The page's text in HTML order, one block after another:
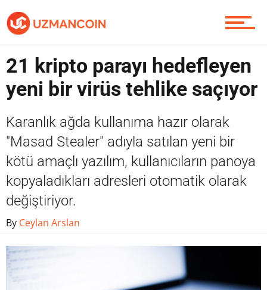
Yazarlardan
Soru Sor
Contact / İletişim
21 kripto parayı hedefleyen
yeni bir virüs tehlike saçıyor
Karanlık ağda kullanıma hazır olarak
"Masad Stealer" adıyla satılan yeni bir
kötü amaçlı yazılım, kullanıcıların panoya
kopyaladıkları adresleri otomatik olarak
değiştiriyor.
By Ceylan Arslan